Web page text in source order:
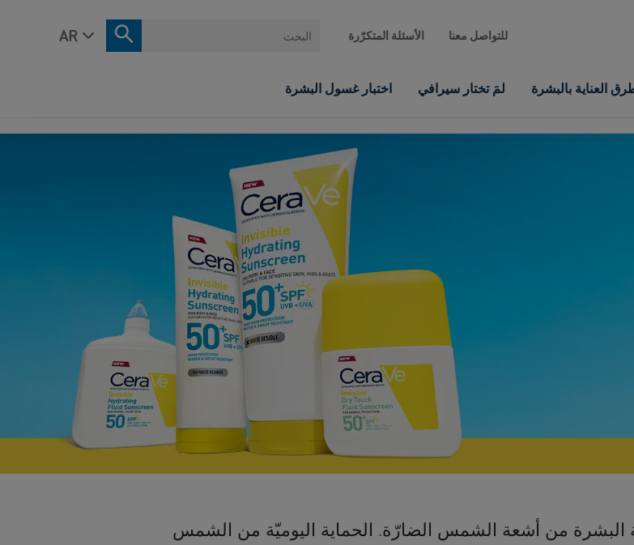
للتواصل معنا الأسئلة المتكرّرة البحث
العناية بالبشرة لمَ تختار سيرافي اختبار غسول البشرة
من أشعة الشمس الضارّة. الحماية اليوميّة من الشمس